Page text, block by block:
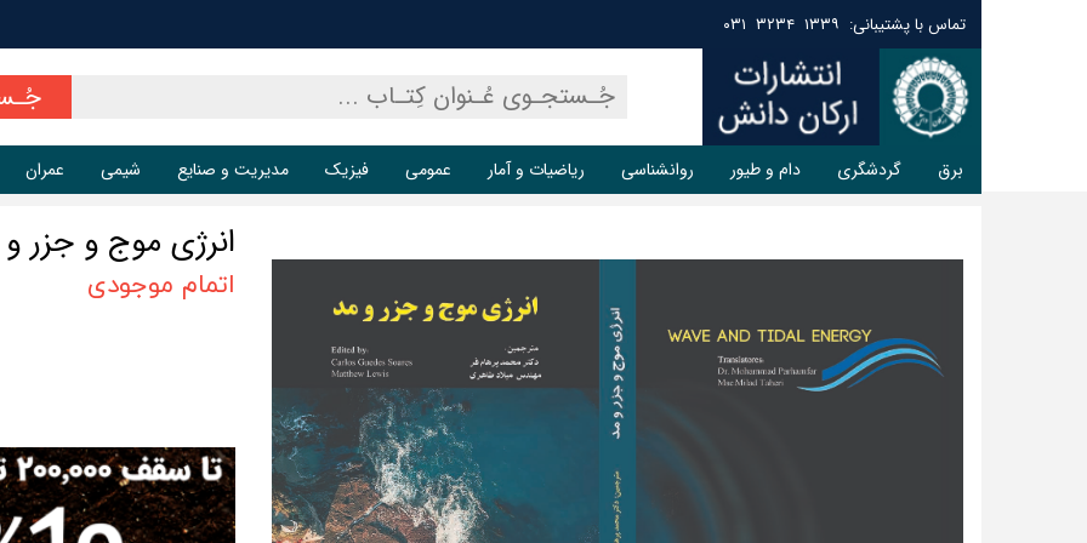
برق گردشگری دام و طیور روانشناسی ریاضیات و آمار عمومی فیزیک مدیریت و صنایع شیمی عمران
تماس با پشتیبانی: ۱۳۳۹ ۳۲۳۴ ۰۳۱
انرژی موج و جزر
اتمام موجودی